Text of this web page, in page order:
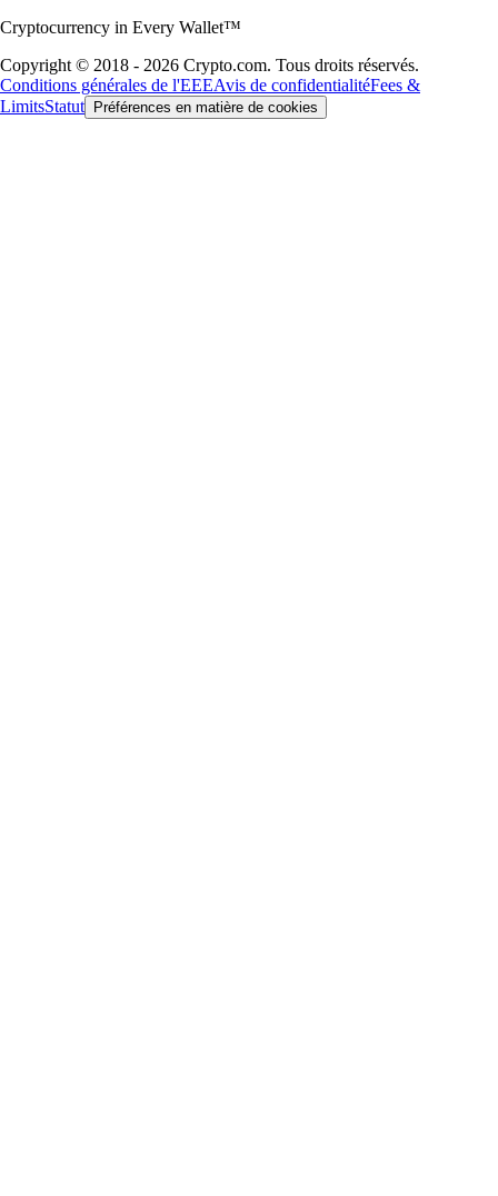
Cryptocurrency in Every Wallet™
Copyright © 2018 - 2026 Crypto.com. Tous droits réservés.
Conditions générales de l'EEEAvis de confidentialitéFees &
LimitsStatut Préférences en matière de cookies